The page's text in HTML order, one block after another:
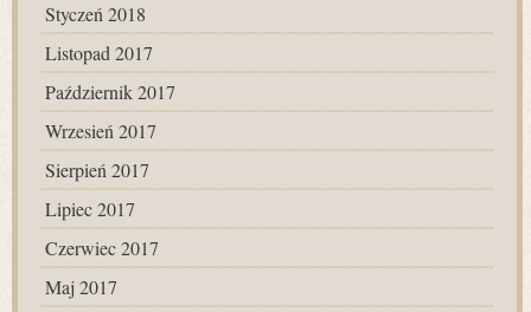
Styczeń 2018
Listopad 2017
Październik 2017
Wrzesień 2017
Sierpień 2017
Lipiec 2017
Czerwiec 2017
Maj 2017